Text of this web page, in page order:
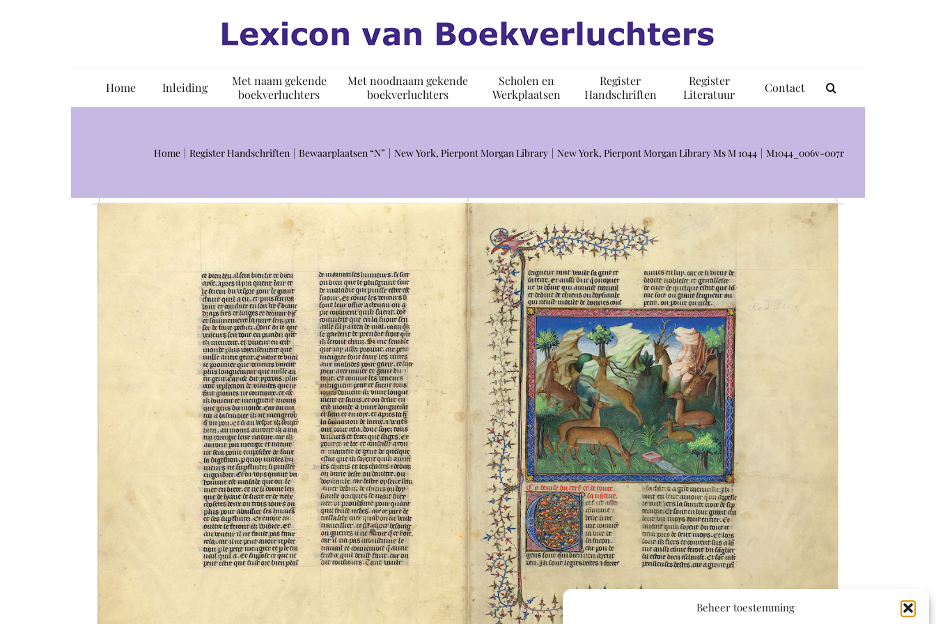
Beheer toestemming
Home Inleiding
Met naam gekende
boekverluchters
Met noodnaam gekende
boekverluchters
Scholen en
Werkplaatsen
Register
Handschriften
Register
Literatuur
Contact
Home Register Handschriften Bewaarplaatsen “N” New York, Pierpont Morgan Library New York, Pierpont Morgan Library Ms M 1044 M1044_006v-007r